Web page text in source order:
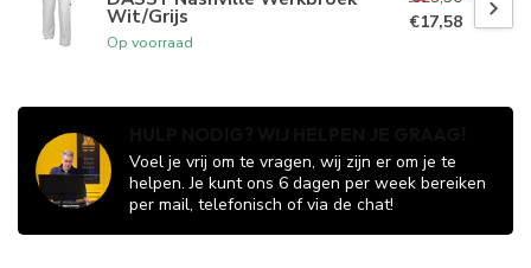
Wit/Grijs
Op voorraad
€17,58
Voel je vrij om te vragen, wij zijn er om je te
helpen. Je kunt ons 6 dagen per week bereiken
per mail, telefonisch of via de chat!